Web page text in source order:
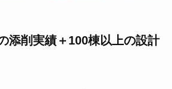
添削実績＋100棟以上の設計